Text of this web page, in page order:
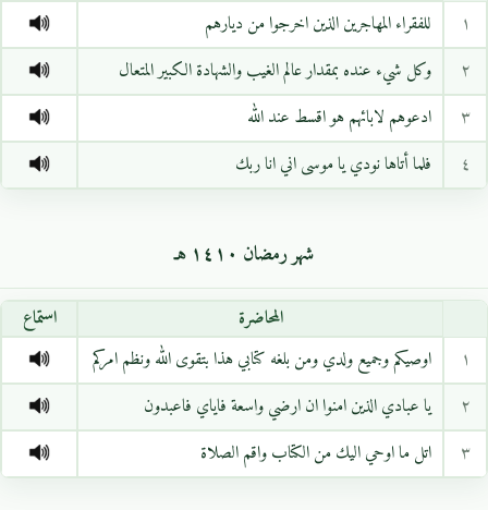
١
للفقراء المهاجرين الذين اخرجوا من ديارهم
٢
وكل شيء عنده بمقدار عالم الغيب والشهادة الكبير المتعال
٣
ادعوهم لابائهم هو اقسط عند الله
٤
فلما أتاها نودي يا موسى اني انا ربك
شهر رمضان ١٤١٠ هـ
المحاضرة
استماع
١
اوصيكم وجميع ولدي ومن بلغه كتابي هذا بتقوى الله ونظم امركم
٢
يا عبادي الذين امنوا ان ارضي واسعة فاياي فاعبدون
٣
اتل ما اوحي اليك من الكتاب واقم الصلاة